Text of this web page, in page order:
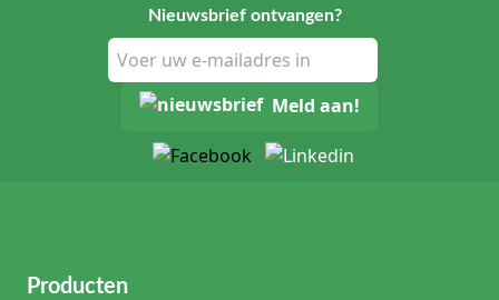
Nieuwsbrief ontvangen?
Meld aan!
Producten